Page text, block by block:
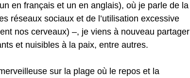
en français et un en anglais), où je parle de la
réseaux sociaux et de l’utilisation excessive
nos cerveaux) –, je viens à nouveau partager
et nuisibles à la paix, entre autres.
sur la plage où le repos et la